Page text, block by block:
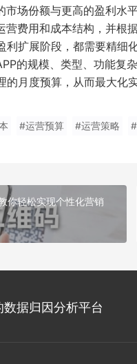
场份额与更高的盈利水平
营费用和成本结构，并根
扩展阶段，都需要精细
的规模、类型、功能复
月度预算，从而最大化
#运营预算 #运营策略
你轻松实现个性化营销
据归因分析平台